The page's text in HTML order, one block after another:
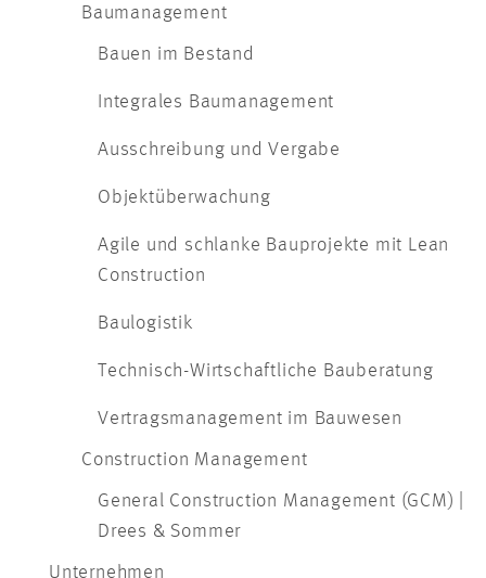
Baumanagement
Bauen im Bestand
Integrales Baumanagement
Ausschreibung und Vergabe
Objektüberwachung
Agile und schlanke Bauprojekte mit Lean
Construction
Baulogistik
Technisch-Wirtschaftliche Bauberatung
Vertragsmanagement im Bauwesen
Construction Management
General Construction Management (GCM) |
Drees & Sommer
Unternehmen